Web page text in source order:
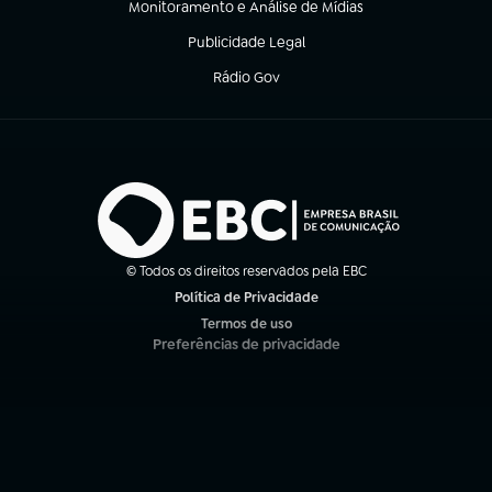
Monitoramento e Análise de Mídias
(abre em nova aba)
Publicidade Legal
(abre em nova aba)
Rádio Gov
(abre em nova aba)
© Todos os direitos reservados pela EBC
Política de Privacidade
Termos de uso
(abre em nova aba)
Preferências de privacidade